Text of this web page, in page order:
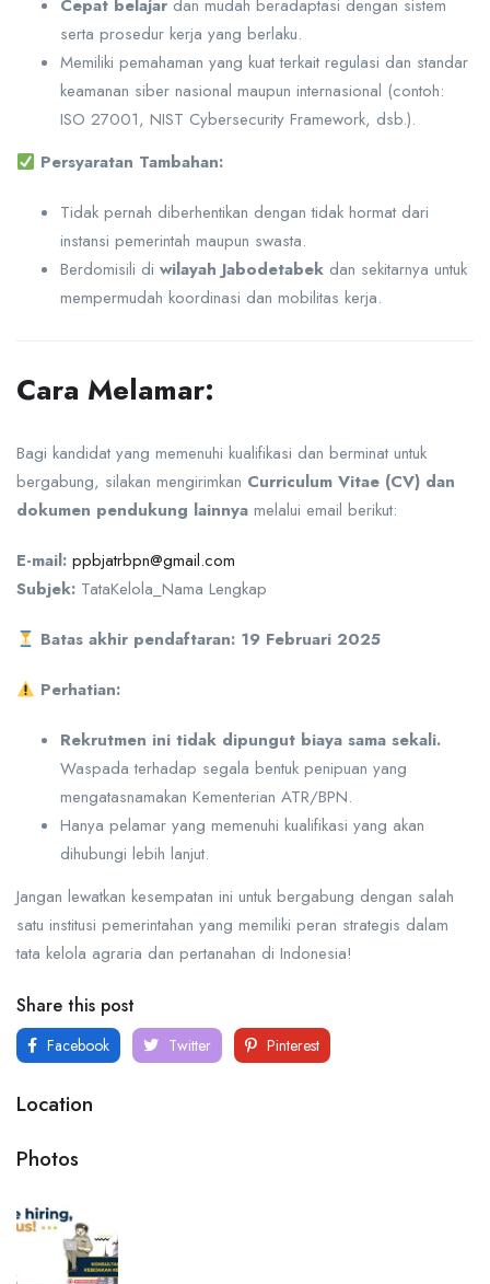
Cepat belajar dan mudah beradaptasi dengan sistem
serta prosedur kerja yang berlaku.
Memiliki pemahaman yang kuat terkait regulasi dan standar
keamanan siber nasional maupun internasional (contoh:
ISO 27001, NIST Cybersecurity Framework, dsb.).
Persyaratan Tambahan:
Tidak pernah diberhentikan dengan tidak hormat dari
instansi pemerintah maupun swasta.
Berdomisili di wilayah Jabodetabek dan sekitarnya untuk
mempermudah koordinasi dan mobilitas kerja.
Cara Melamar:
Bagi kandidat yang memenuhi kualifikasi dan berminat untuk
bergabung, silakan mengirimkan Curriculum Vitae (CV) dan
dokumen pendukung lainnya melalui email berikut:
E-mail: ppbjatrbpn@gmail.com
Subjek: TataKelola_Nama Lengkap
Batas akhir pendaftaran: 19 Februari 2025
Perhatian:
Rekrutmen ini tidak dipungut biaya sama sekali.
Waspada terhadap segala bentuk penipuan yang
mengatasnamakan Kementerian ATR/BPN.
Hanya pelamar yang memenuhi kualifikasi yang akan
dihubungi lebih lanjut.
Jangan lewatkan kesempatan ini untuk bergabung dengan salah
satu institusi pemerintahan yang memiliki peran strategis dalam
tata kelola agraria dan pertanahan di Indonesia!
Share this post
Facebook Twitter Pinterest
Location
Photos